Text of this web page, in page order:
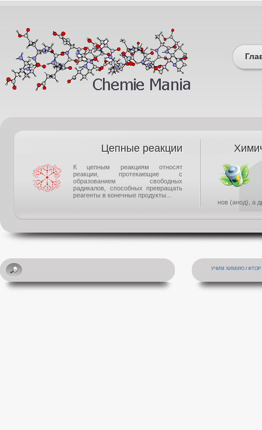
Цепные реакции
К цепным реакциям относят
реакции, протекающие с
образованием свободных
радикалов, способных превращать
реагенты в конечные продукты...
нов (анод), а
УЧИМ ХИМИЮ / ФТОР